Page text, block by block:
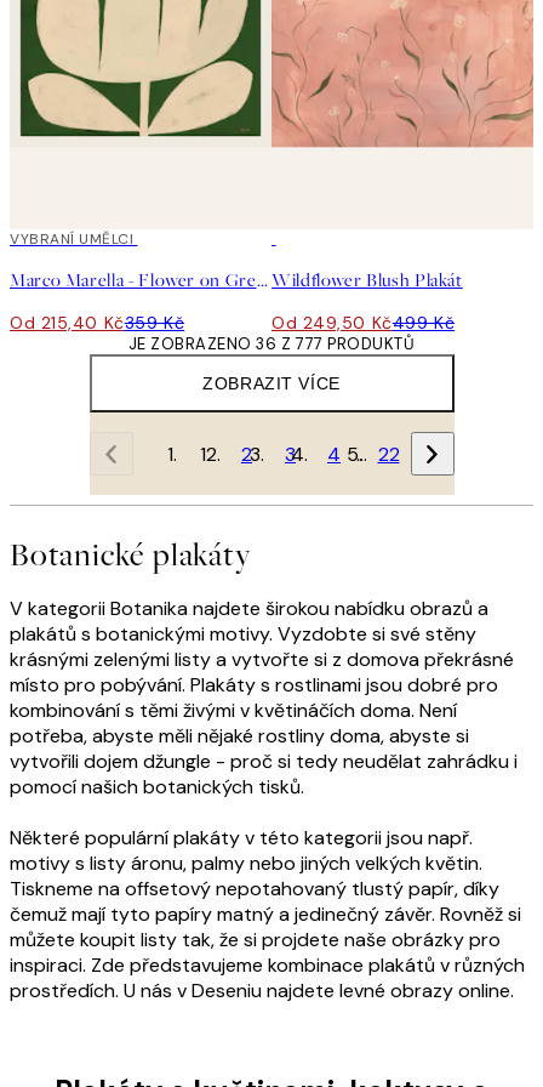
40%*
VYBRANÍ UMĚLCI
Marco Marella - Flower on Green Plakát
Od 215,40 Kč359 Kč
Wildflower Blush Plakát
Od 249,50 Kč499 Kč
ZOBRAZIT VÍCE
JE ZOBRAZENO 36 Z 777 PRODUKTŮ
1 2 3 4 … 22
Botanické plakáty
V kategorii Botanika najdete širokou nabídku obrazů a
plakátů s botanickými motivy. Vyzdobte si své stěny
krásnými zelenými listy a vytvořte si z domova překrásné
místo pro pobývání. Plakáty s rostlinami jsou dobré pro
kombinování s těmi živými v květináčích doma. Není
potřeba, abyste měli nějaké rostliny doma, abyste si
vytvořili dojem džungle - proč si tedy neudělat zahrádku i
pomocí našich botanických tisků.
Některé populární plakáty v této kategorii jsou např.
motivy s listy áronu, palmy nebo jiných velkých květin.
Tiskneme na offsetový nepotahovaný tlustý papír, díky
čemuž mají tyto papíry matný a jedinečný závěr. Rovněž si
můžete koupit listy tak, že si projdete naše obrázky pro
inspiraci. Zde představujeme kombinace plakátů v různých
prostředích. U nás v Deseniu najdete levné obrazy online.